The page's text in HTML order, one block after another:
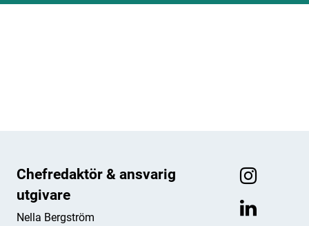
Chefredaktör & ansvarig
utgivare
Nella Bergström